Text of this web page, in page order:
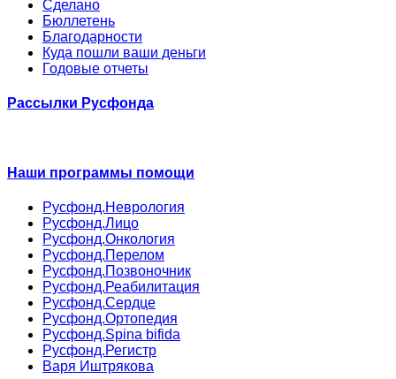
Сделано
Бюллетень
Благодарности
Куда пошли ваши деньги
Годовые отчеты
Рассылки Русфонда
Наши программы помощи
Русфонд.Неврология
Русфонд.Лицо
Русфонд.Онкология
Русфонд.Перелом
Русфонд.Позвоночник
Русфонд.Реабилитация
Русфонд.Сердце
Русфонд.Ортопедия
Русфонд.Spina bifida
Русфонд.Регистр
Варя Иштрякова